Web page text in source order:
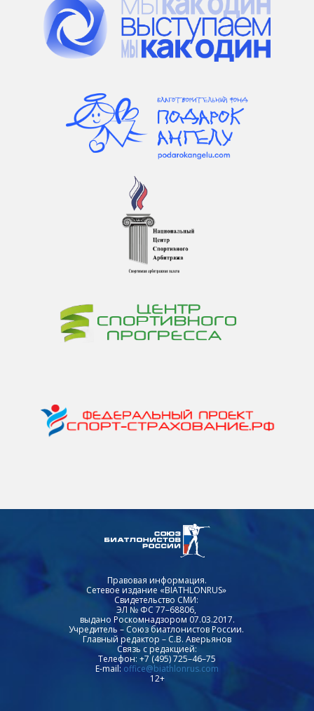
Правовая информация.
Сетевое издание «BIATHLONRUS»
Свидетельство СМИ:
ЭЛ № ФС 77–68806,
выдано Роскомнадзором 07.03.2017.
Учредитель – Союз биатлонистов России.
Главный редактор – С.В. Аверьянов
Связь с редакцией:
Телефон: +7 (495) 725–46–75
E-mail: office@biathlonrus.com
12+